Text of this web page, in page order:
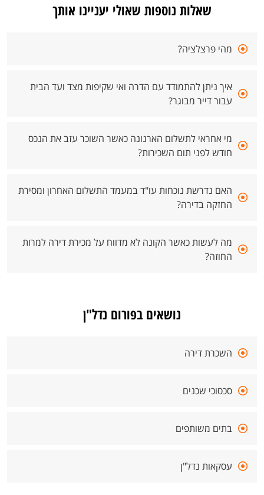
שאלות נוספות שאולי יעניינו אותך
מהי פרצלציה?
איך ניתן להתמודד עם הדרה ואי שקיפות מצד ועד הבית
עבור דייר מבוגר?
מי אחראי לתשלום הארנונה כאשר השוכר עזב את הנכס
חודש לפני תום השכירות?
האם נדרשת נוכחות עו"ד במעמד התשלום האחרון ומסירת
החזקה בדירה?
מה לעשות כאשר הקונה לא מדווח על מכירת דירה למרות
החוזה?
נושאים בפורום נדל"ן
השכרת דירה
סכסוכי שכנים
בתים משותפים
עסקאות נדל"ן